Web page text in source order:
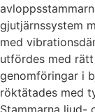
gjutjärnssystem
med
utfördes med
genomföringar i
röktätades med